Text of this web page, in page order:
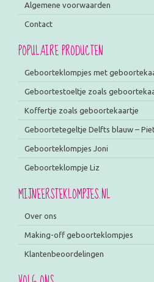
Algemene voorwaarden
Contact
POPULAIRE PRODUCTEN
Geboorteklompjes met
Geboortestoeltje zoals
Koffertje zoals geboortekaartje
Geboortetegeltje Delfts blauw –
Geboorteklompjes Joni
Geboorteklompje Liz
MIJNEERSTEKLOMPJES.NL
Over ons
Making-off geboorteklompjes
Klantenbeoordelingen